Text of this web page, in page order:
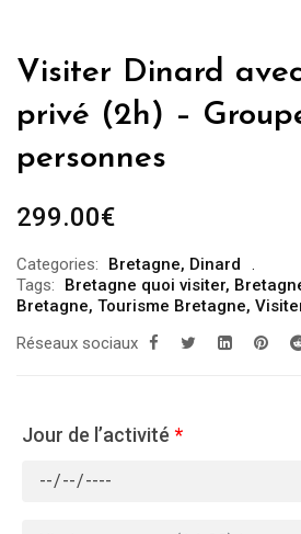
Visiter Dinard
privé (2h) –
personnes
299.00€
Categories: Bretagne, Dinard
Tags:
Bretagne quoi visiter,
Bretagne, Tourisme Bretagne,
Réseaux sociaux
Jour de l’activité *